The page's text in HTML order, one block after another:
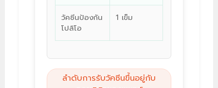
วัคซีนป้องกัน
โปลิโอ
1 เข็ม
ลำดับการรับวัคซีนขึ้นอยู่กับ